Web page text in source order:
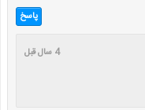
پاسخ
4 سال قبل